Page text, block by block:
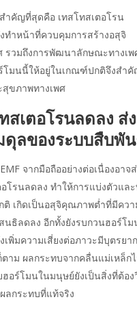
ำคัญที่สุดคือ เทสโทสเตอโรน
ทำหน้าที่ควบคุมการสร้างอสุจิ
รวมถึงการพัฒนาลักษณะทางเพ
โมนนี้ให้อยู่ในเกณฑ์ปกติจึงสำ
สุขภาพทางเพศ
สเตอโรนลดลง ส่
ลของระบบสืบพั
จากมือถืออย่างต่อเนื่องอาจ
อโรนลดลง ทำให้การแบ่งตัวแล
ติ เกิดเป็นอสุจิคุณภาพต่ำที่มีควา
นธิลดลง อีกทั้งยังรบกวนฮอร์โม
พิ่มความเสี่ยงต่อภาวะมีบุตรยา
ตาม ผลกระทบจากคลื่นแม่เหล็ก
ฮอร์โมนในมนุษย์ยังเป็นสิ่งที่ต้อง
ลกระทบที่แท้จริง